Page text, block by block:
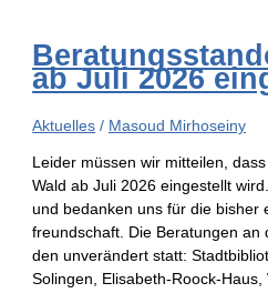
ab Juli 2026
Aktuelles / Masoud Mirhoseiny
Lei­der müs­sen wir mit­tei­len,
Wald ab Juli 2026 ein­ge­stellt
und bedan­ken uns für die
freund­schaft. Die Bera­tun­gen
den unver­än­dert statt:
Solin­gen, Eli­­sa­­beth-Roock-